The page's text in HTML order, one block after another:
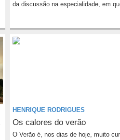
da discussão na especialidade, em
HENRIQUE RODRIGUES
Os calores do verão
O Verão é, nos dias de hoje, muito